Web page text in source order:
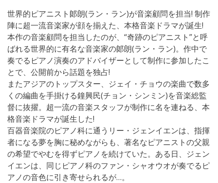
世界的ピアニスト郞朗(ラン・ラン)が音楽顧問を担当! 制作
陣に超一流音楽家が顔を揃えた、本格音楽ドラマが誕生!
本作の音楽顧問を担当したのが、“奇跡のピアニスト”と呼
ばれる世界的に有名な音楽家の郞朗(ラン・ラン)。作中で
奏でるピアノ演奏のアドバイザーとして制作に参加したこ
とで、公開前から話題を独占!
またアジアのトップスター、ジェイ・チョウの楽曲で数多
くの編曲を手掛ける鐘興民(チョン・シンミン)を音楽総監
督に抜擢。超一流の音楽スタッフが制作に名を連ねる、本
格音楽ドラマが誕生した!
百器音楽院のピアノ科に通うリー・ジェンイエンは、指揮
者になる夢を胸に秘めながらも、著名なピアニストの父親
の希望でやむを得ずピアノを続けていた。ある日、ジェン
イエンは、同じピアノ科のファン・シャオウオが奏でるピ
アノの音色に引き寄せられるが…。